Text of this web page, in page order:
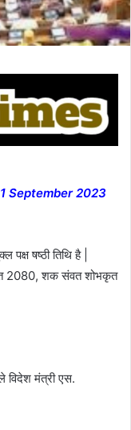
September 2023
षष्ठी तिथि है |
2080, शक संवत शोभकृत
विदेश मंत्री एस.